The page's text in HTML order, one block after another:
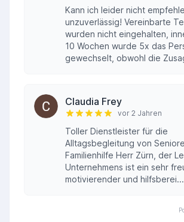
Kann ich leider nicht
unzuverlässig! Vereinbarte
wurden nicht eingehalten,
10 Wochen wurde 5x das
gewechselt, obwohl die
Claudia Frey
vor 2 Jahren
Toller Dienstleister für die
Alltagsbegleitung von
Familienhilfe Herr Zürn, der
Unternehmens ist ein sehr
motivierender und hilfsberei...